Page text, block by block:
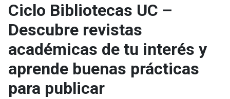
Ciclo Bibliotecas UC –
Descubre revistas
académicas de tu interés y
aprende buenas prácticas
para publicar